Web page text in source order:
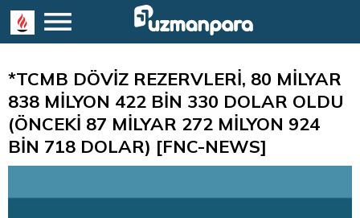
*TCMB DÖVİZ REZERVLERİ, 80 MİLYAR
838 MİLYON 422 BİN 330 DOLAR OLDU
(ÖNCEKİ 87 MİLYAR 272 MİLYON 924
BİN 718 DOLAR) [FNC-NEWS]